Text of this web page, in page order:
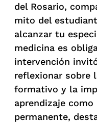
del Rosario,
mito del
alcanzar tu
medicina es
intervención
reflexionar sobre
formativo y la
aprendizaje
permanente,